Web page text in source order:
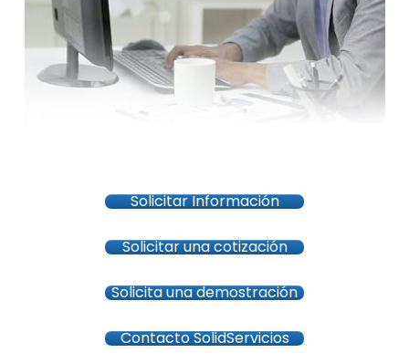
Solicitar Información
Solicitar una cotización
Solicita una demostración
Contacto SolidServicios